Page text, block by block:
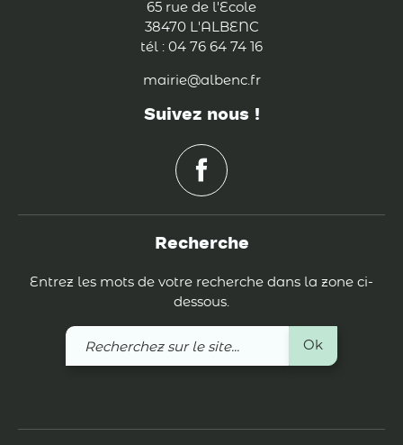
65 rue de l'Ecole
38470 L'ALBENC
tél : 04 76 64 74 16
mairie@albenc.fr
Suivez nous !
Recherche
Entrez les mots de votre recherche dans la zone ci-
dessous.
Recherchez
sur
Ok